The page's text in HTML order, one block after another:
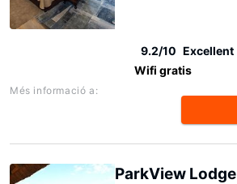
9.2/10 Excellent
Wifi gratis
Més informació a:
ParkView Lodge